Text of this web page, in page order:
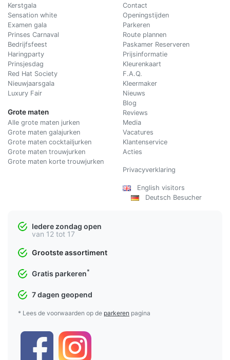
Kerstgala
Sensation white
Examen gala
Prinses Carnaval
Bedrijfsfeest
Haringparty
Prinsjesdag
Red Hat Society
Nieuwjaarsgala
Luxury Fair
Grote maten
Alle grote maten jurken
Grote maten galajurken
Grote maten cocktailjurken
Grote maten trouwjurken
Grote maten korte trouwjurken
Contact
Openingstijden
Parkeren
Route plannen
Paskamer Reserveren
Prijsinformatie
Kleurenkaart
F.A.Q.
Kleermaker
Nieuws
Blog
Reviews
Media
Vacatures
Klantenservice
Acties
Privacyverklaring
English visitors
Deutsch Besucher
Iedere zondag open
van 12 tot 17
Grootste assortiment
Gratis parkeren*
7 dagen geopend
* Lees de voorwaarden op de parkeren pagina